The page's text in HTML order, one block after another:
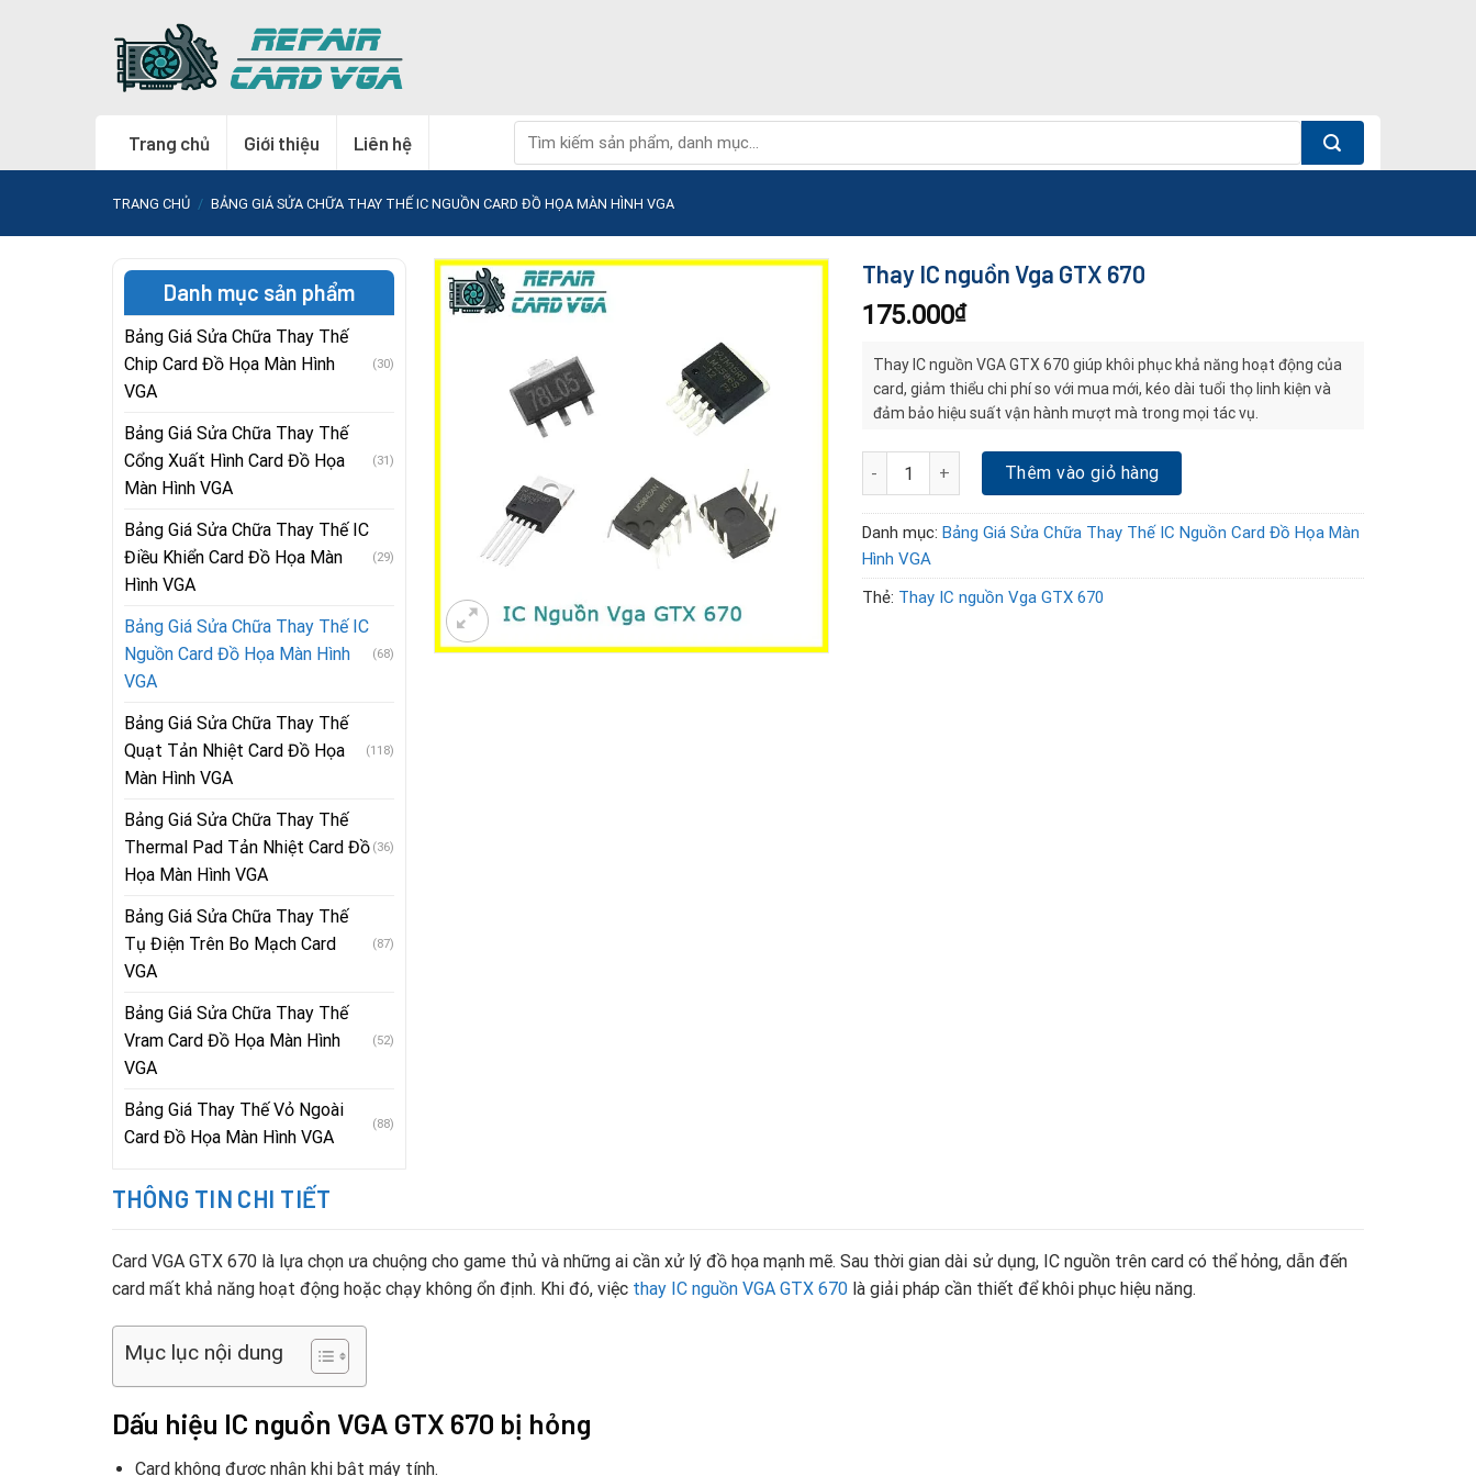
Trang chủ Giới thiệu Liên hệ
kiếm:
TRANG CHỦ / BẢNG GIÁ SỬA CHỮA THAY THẾ IC NGUỒN CARD ĐỒ HỌA MÀN HÌNH VGA
Thay IC nguồn Vga GTX 670
175.000₫
Thay IC nguồn VGA GTX 670 giúp khôi phục khả năng hoạt động của
card, giảm thiểu chi phí so với mua mới, kéo dài tuổi thọ linh kiện và
đảm bảo hiệu suất vận hành mượt mà trong mọi tác vụ.
Thay IC nguồn Vga GTX 670 số lượng
Thêm vào giỏ hàng
Danh mục: Bảng Giá Sửa Chữa Thay Thế IC Nguồn Card Đồ Họa Màn
Hình VGA
Thẻ: Thay IC nguồn Vga GTX 670
Danh mục sản phẩm
Bảng Giá Sửa Chữa Thay Thế
Chip Card Đồ Họa Màn Hình
VGA
(30)
Bảng Giá Sửa Chữa Thay Thế
Cổng Xuất Hình Card Đồ Họa
Màn Hình VGA
(31)
Bảng Giá Sửa Chữa Thay Thế IC
Điều Khiển Card Đồ Họa Màn
Hình VGA
(29)
Bảng Giá Sửa Chữa Thay Thế IC
Nguồn Card Đồ Họa Màn Hình
VGA
(68)
Bảng Giá Sửa Chữa Thay Thế
Quạt Tản Nhiệt Card Đồ Họa
Màn Hình VGA
(118)
Bảng Giá Sửa Chữa Thay Thế
Thermal Pad Tản Nhiệt Card Đồ
Họa Màn Hình VGA
(36)
Bảng Giá Sửa Chữa Thay Thế
Tụ Điện Trên Bo Mạch Card
VGA
(87)
Bảng Giá Sửa Chữa Thay Thế
Vram Card Đồ Họa Màn Hình
VGA
(52)
Bảng Giá Thay Thế Vỏ Ngoài
Card Đồ Họa Màn Hình VGA
(88)
THÔNG TIN CHI TIẾT
Card VGA GTX 670 là lựa chọn ưa chuộng cho game thủ và những ai cần xử lý đồ họa mạnh mẽ. Sau thời gian dài sử dụng, IC nguồn trên card có thể hỏng, dẫn đến
card mất khả năng hoạt động hoặc chạy không ổn định. Khi đó, việc thay IC nguồn VGA GTX 670 là giải pháp cần thiết để khôi phục hiệu năng.
Mục lục nội dung
Dấu hiệu IC nguồn VGA GTX 670 bị hỏng
Card không được nhận khi bật máy tính.